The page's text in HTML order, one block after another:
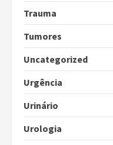
Trauma
Tumores
Uncategorized
Urgência
Urinário
Urologia